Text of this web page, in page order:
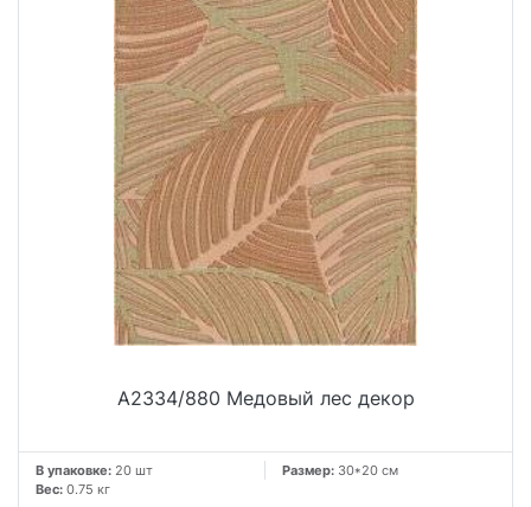
A2334/880 Медовый лес декор
В упаковке: 20 шт Размер: 30*20 см
Вес: 0.75 кг